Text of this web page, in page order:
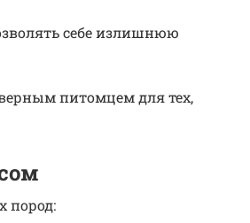
себе излишнюю
питомцем для тех,
пород: